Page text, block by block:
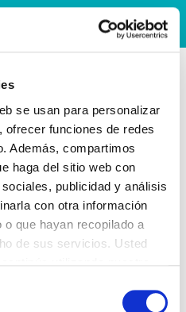
se usan para personalizar
funciones de redes
Además, compartimos
haga del sitio web con
publicidad y análisis
con otra información
que hayan recopilado a
de sus servicios. Usted